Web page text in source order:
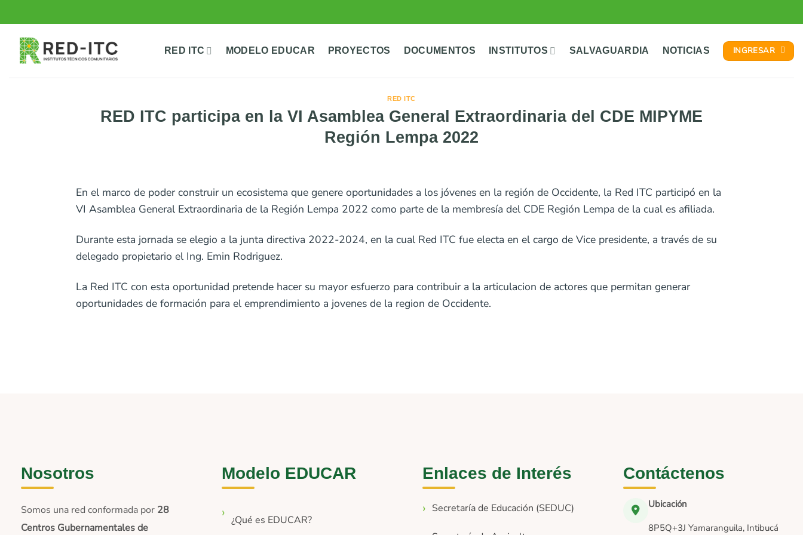
al
contenido
RED ITC MODELO EDUCAR PROYECTOS DOCUMENTOS INSTITUTOS SALVAGUARDIA NOTICIAS INGRESAR
RED ITC
RED ITC participa en la VI Asamblea General Extraordinaria del CDE MIPYME
Región Lempa 2022
En el marco de poder construir un ecosistema que genere oportunidades a los jóvenes en la región de Occidente, la Red ITC participó en la
VI Asamblea General Extraordinaria de la Región Lempa 2022 como parte de la membresía del CDE Región Lempa de la cual es afiliada.
Durante esta jornada se elegio a la junta directiva 2022-2024, en la cual Red ITC fue electa en el cargo de Vice presidente, a través de su
delegado propietario el Ing. Emin Rodriguez.
La Red ITC con esta oportunidad pretende hacer su mayor esfuerzo para contribuir a la articulacion de actores que permitan generar
oportunidades de formación para el emprendimiento a jovenes de la region de Occidente.
Nosotros
Somos una red conformada por 28
Centros Gubernamentales de
Modelo EDUCAR
¿Qué es EDUCAR?
Enlaces de Interés
Secretaría de Educación (SEDUC)
Contáctenos
Ubicación
8P5Q+3J Yamaranguila, Intibucá